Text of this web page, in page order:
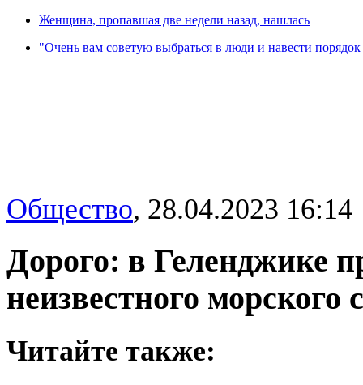
Женщина, пропавшая две недели назад, нашлась
"Очень вам советую выбраться в люди и навести
Общество, 28.04.2023 16:14
Дорого: в Геленджике
неизвестного
Читайте также: